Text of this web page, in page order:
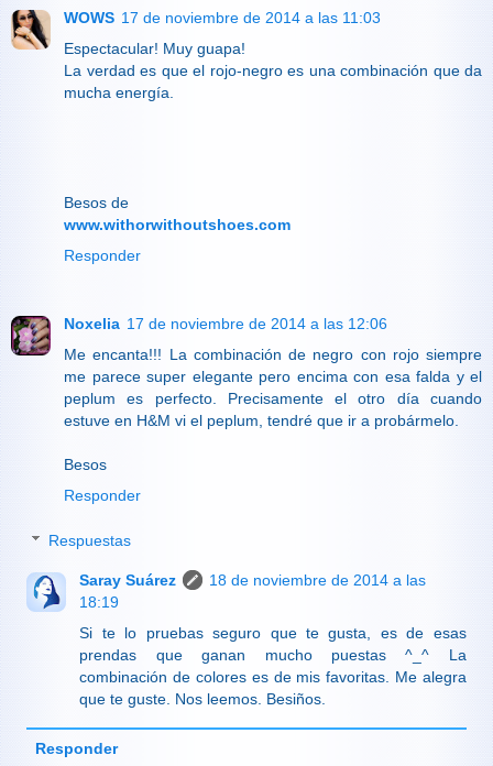
WOWS 17 de noviembre de 2014 a las 11:03
Espectacular! Muy guapa!
La verdad es que el rojo-negro es una combinación que da
mucha energía.
Besos de
www.withorwithoutshoes.com
Responder
Noxelia 17 de noviembre de 2014 a las 12:06
Me encanta!!! La combinación de negro con rojo siempre
me parece super elegante pero encima con esa falda y el
peplum es perfecto. Precisamente el otro día cuando
estuve en H&M vi el peplum, tendré que ir a probármelo.
Besos
Responder
Respuestas
Saray Suárez
18 de noviembre de 2014 a las
18:19
Si te lo pruebas seguro que te gusta, es de esas
prendas que ganan mucho puestas ^_^ La
combinación de colores es de mis favoritas. Me alegra
que te guste. Nos leemos. Besiños.
Responder